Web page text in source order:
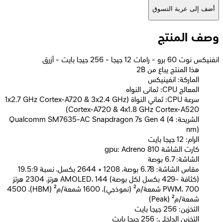
أضف إلى عربة التسوق
وصف المنتج
انفنيكس نوت 60 برو - رامات 12 جيجا - 256 جيجا بايت - أزرق
2B هذا المنتج يباع من
الماركة: انفينيكس
المعالج CPU: ثمانى النواه
سرعة CPU: ثماني النواة (1x2.7 GHz Cortex-A720 & 3x2.4 GHz
Cortex-A720 & 4x1.8 GHz Cortex-A520)
الشريحة: Qualcomm SM7635-AC Snapdragon 7s Gen 4 (4
nm)
الرام: 12 جيجا بايت
كارت الشاشة gpu: Adreno 810
الشاشة: 6.7 بوصة
مقاس الشاشة: 6.78 بوصة، 1208 × 2644 بكسل، نسبة 19.5:9
(كثافة ~429 بكسل لكل بوصة) AMOLED، 144 هرتز، 2304 هرتز
PWM، 700 شمعة/م² (نموذجي)، 1600 شمعة/م² (HBM)، 4500
شمعة/م² (Peak)
التخزين: 256 جيجا بايت
التخزين الداخلي: 256 جيجا بايت